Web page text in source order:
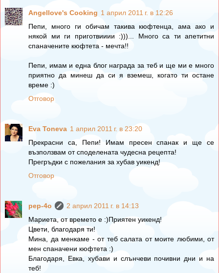
Angellove's Cooking 1 април 2011 г. в 12:26
Пепи, много ги обичам такива кюфтенца, ама ако и
някой ми ги приготвииии :)))... Много са ти апетитни
спаначените кюфтета - мечта!!
Пепи, имам и една блог награда за теб и ще ми е много
приятно да минеш да си я вземеш, когато ти остане
време :)
Отговор
Eva Toneva 1 април 2011 г. в 23:20
Прекрасни са, Пепи! Имам пресен спанак и ще се
възползвам от споделената чудесна рецепта!
Прегръдки с пожелания за хубав уикенд!
Отговор
pep-4o
2 април 2011 г. в 14:13
Мариета, от времето е :)Приятен уикенд!
Цвети, благодаря ти!
Мина, да менкаме - от теб салата от моите любими, от
мен спаначени кюфтета :)
Благодаря, Евка, хубави и слънчеви почивни дни и на
теб!